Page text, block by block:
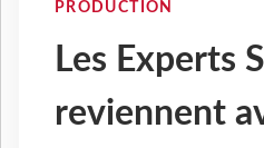
PRODUCTION
Les Experts
reviennent